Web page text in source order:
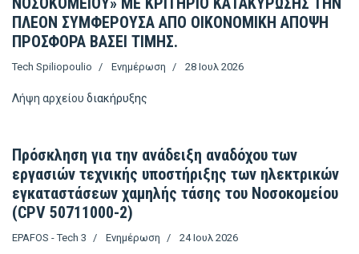
ΠΛΕΟΝ ΣΥΜΦΕΡΟΥΣΑ ΑΠΟ ΟΙΚΟΝΟΜΙΚΗ ΑΠΟΨΗ
ΠΡΟΣΦΟΡΑ ΒΑΣΕΙ ΤΙΜΗΣ.
Tech Spiliopoulio Ενημέρωση 28 Ιουλ 2026
Λήψη αρχείου διακήρυξης
Πρόσκληση για την ανάδειξη αναδόχου των
εργασιών τεχνικής υποστήριξης των ηλεκτρικών
εγκαταστάσεων χαμηλής τάσης του Νοσοκομείου
(CPV 50711000-2)
EPAFOS - Tech 3 Ενημέρωση 24 Ιουλ 2026